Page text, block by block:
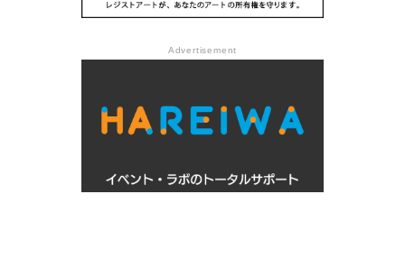
Advertisement